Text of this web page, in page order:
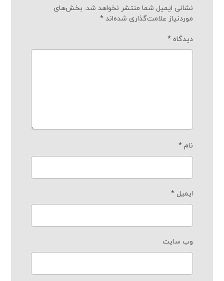
نشانی ایمیل شما منتشر نخواهد شد. بخش‌های
موردنیاز علامت‌گذاری شده‌اند*
دیدگاه*
نام*
ایمیل*
وب‌ سایت